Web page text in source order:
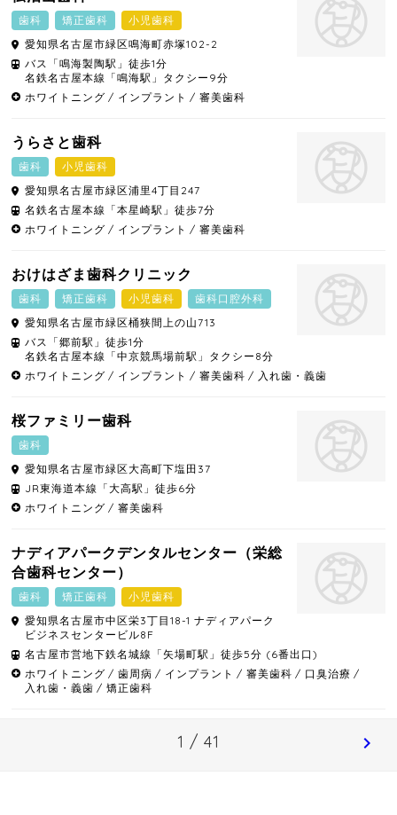
歯科 矯正歯科
小児歯科
愛知県名古屋市緑区鳴海町赤塚102-2
バス「鳴海製陶駅」徒歩1分
名鉄名古屋本線「鳴海駅」タクシー9分
ホワイトニング
インプラント 審美歯科
うらさと歯科
歯科
小児歯科
愛知県名古屋市緑区浦里4丁目247
名鉄名古屋本線「本星崎駅」徒歩7分
ホワイトニング
インプラント 審美歯科
おけはざま歯科クリニック
歯科 矯正歯科 小児歯科
歯科口腔外科
愛知県名古屋市緑区桶狭間上の山713
バス「郷前駅」徒歩1分
名鉄名古屋本線「中京競馬場前駅」タクシー8分
ホワイトニング
インプラント 審美歯科 入れ歯・義歯
桜ファミリー歯科
歯科
愛知県名古屋市緑区大高町下塩田37
JR東海道本線「大高駅」徒歩6分
ホワイトニング
審美歯科
ナディアパークデンタルセンター（栄総
合歯科センター）
歯科 矯正歯科
小児歯科
愛知県名古屋市中区栄3丁目18-1 ナディアパーク
ビジネスセンタービル8F
名古屋市営地下鉄名城線「矢場町駅」徒歩5分 (6番出口)
ホワイトニング
歯周病 インプラント 審美歯科
口臭治療
入れ歯・義歯
矯正歯科
1 / 41 chevron_right